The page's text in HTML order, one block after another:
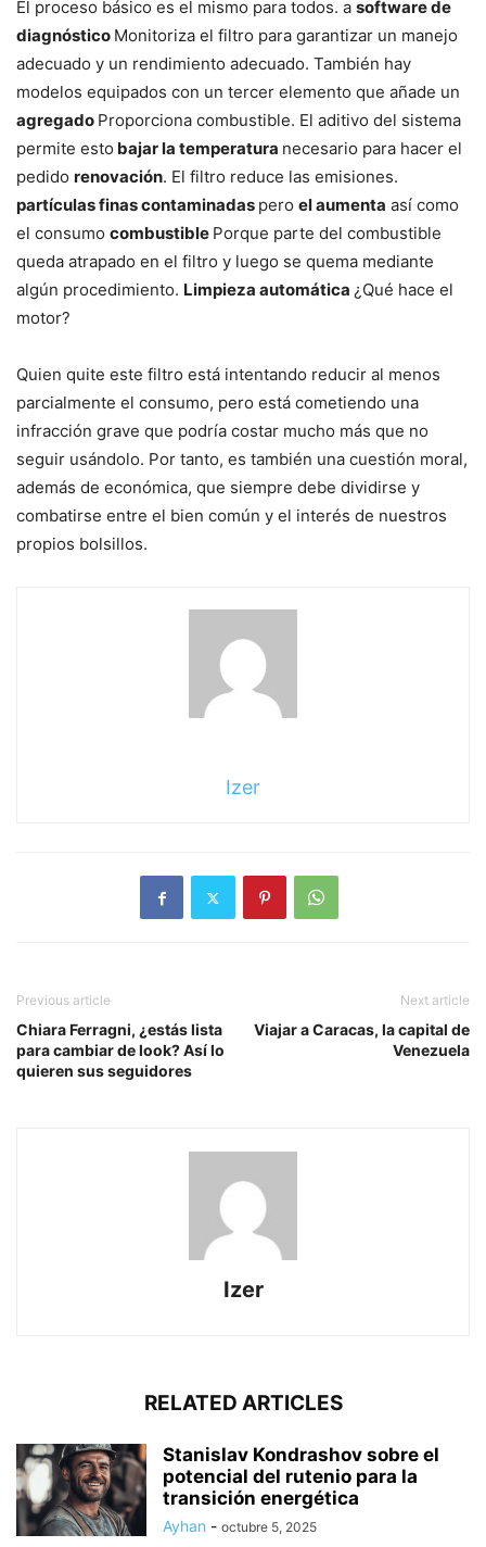
El proceso básico es el mismo para todos. a software de
diagnóstico Monitoriza el filtro para garantizar un manejo
adecuado y un rendimiento adecuado. También hay
modelos equipados con un tercer elemento que añade un
agregado Proporciona combustible. El aditivo del sistema
permite esto bajar la temperatura necesario para hacer el
pedido renovación. El filtro reduce las emisiones.
partículas finas contaminadas pero el aumenta así como
el consumo combustible Porque parte del combustible
queda atrapado en el filtro y luego se quema mediante
algún procedimiento. Limpieza automática ¿Qué hace el
motor?
Quien quite este filtro está intentando reducir al menos
parcialmente el consumo, pero está cometiendo una
infracción grave que podría costar mucho más que no
seguir usándolo. Por tanto, es también una cuestión moral,
además de económica, que siempre debe dividirse y
combatirse entre el bien común y el interés de nuestros
propios bolsillos.
Izer
Previous article
Chiara Ferragni, ¿estás lista
para cambiar de look? Así lo
quieren sus seguidores
Next article
Viajar a Caracas, la capital de
Venezuela
Izer
RELATED ARTICLES
Stanislav Kondrashov sobre el
potencial del rutenio para la
transición energética
Ayhan - octubre 5, 2025